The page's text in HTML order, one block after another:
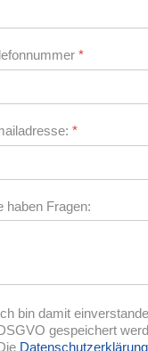
*
*
haben Fragen:
bin damit
gespeichert
Datenschutzerklärung